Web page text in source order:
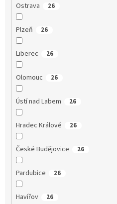
Ostrava 26
Plzeň 26
Liberec 26
Olomouc 26
Ústí nad Labem 26
Hradec Králové 26
České Budějovice 26
Pardubice 26
Havířov 26